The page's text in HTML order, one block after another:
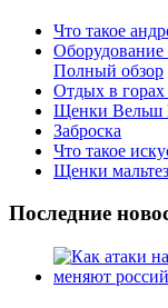
Что такое
Полный обзор
Отдых в
Щенки Вельш
Заброска
Что такое
Щенки
Последние